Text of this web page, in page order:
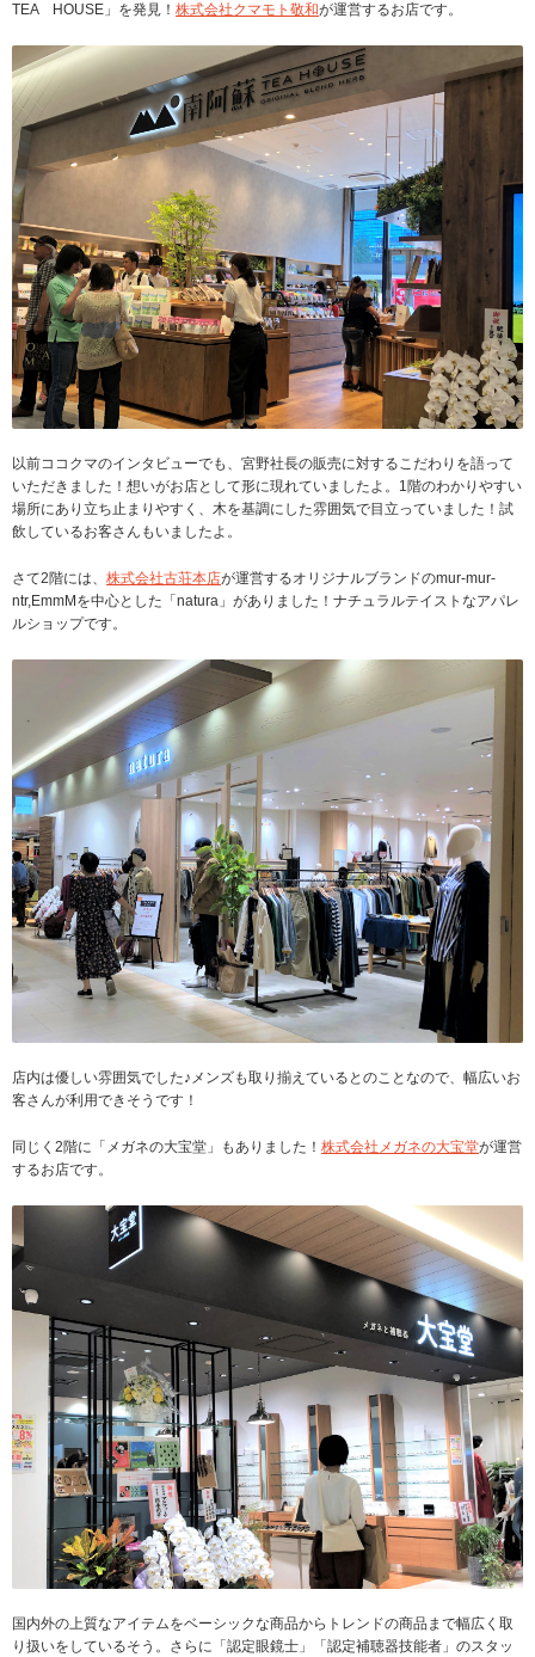
TEA HOUSE」を発見！ 株式会社クマモト敬和が運営するお店です。
以前ココクマのインタビューでも、宮野社長の販売に対するこだわりを語って
いただきました！想いがお店として形に現れていましたよ。1階のわかりやすい
場所にあり立ち止まりやすく、木を基調にした雰囲気で目立っていました！試
飲しているお客さんもいましたよ。
さて2階には、 株式会社古荘本店が運営するオリジナルブランドのmur-mur-
ntr,EmmMを中心とした「natura」がありました！ナチュラルテイストなアパレ
ルショップです。
店内は優しい雰囲気でした♪メンズも取り揃えているとのことなので、幅広いお
客さんが利用できそうです！
同じく2階に「メガネの大宝堂」もありました！ 株式会社メガネの大宝堂が運営
するお店です。
国内外の上質なアイテムをベーシックな商品からトレンドの商品まで幅広く取
り扱いをしているそう。さらに「認定眼鏡士」「認定補聴器技能者」のスタッ